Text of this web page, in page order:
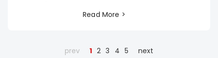
Read More >
prev 1 2 3 4 5 next